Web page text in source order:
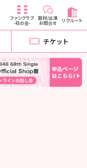
ファンクラブ
-柱の会-
取材/出演
お問合せ リクルート
チケット